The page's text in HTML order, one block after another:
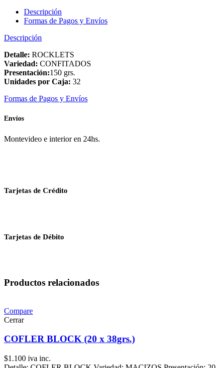
Descripción
Formas de Pagos y Envíos
Descripción
Detalle: ROCKLETS
Variedad: CONFITADOS
Presentación:150 grs.
Unidades por Caja: 32
Formas de Pagos y Envíos
Envíos
Montevideo e interior en 24hs.
Tarjetas de Crédito
Tarjetas de Débito
Productos relacionados
Compare
Cerrar
COFLER BLOCK (20 x 38grs.)
$1.100 iva inc.